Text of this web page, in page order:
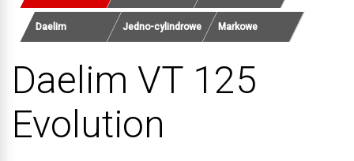
Daelim Jedno-cylindrowe Markowe
Daelim VT 125
Evolution